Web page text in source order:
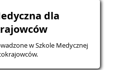
dla
w Szkole Medycznej